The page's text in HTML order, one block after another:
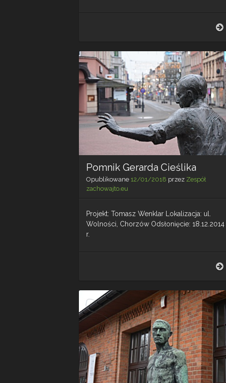
Pomnik Gerarda Cieślika
Opublikowane 12/01/2018 przez Zespół
zachowajto.eu
Projekt: Tomasz Wenklar Lokalizacja: ul.
Wolności, Chorzów Odsłonięcie: 18.12.2014
r.